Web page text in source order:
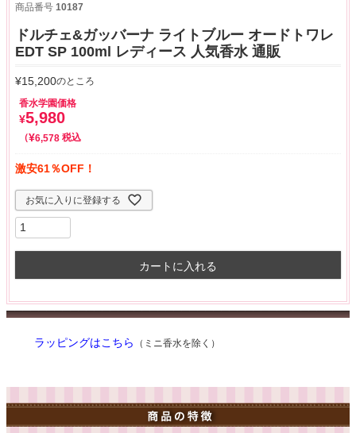
商品番号 10187
ドルチェ&ガッバーナ ライトブルー オードトワレ
EDT SP 100ml レディース 人気香水 通販
¥15,200のところ
香水学園価格
¥5,980
¥6,578 税込
激安61％OFF！
お気に入りに登録する
カートに入れる
ラッピングはこちら （ミニ香水を除く）